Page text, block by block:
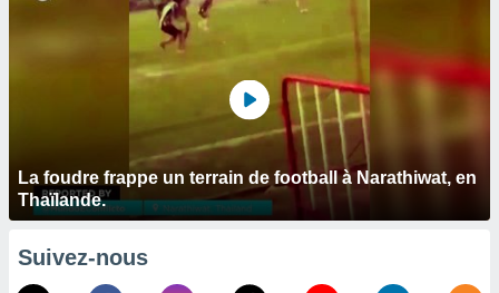
La foudre frappe un terrain de football à Narathiwat, en
Thaïlande.
Suivez-nous